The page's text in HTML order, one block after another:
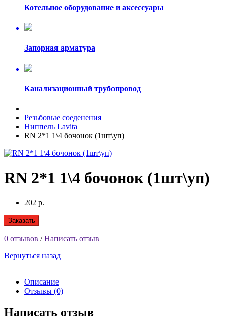
Котельное оборудование и аксессуары
Запорная арматура
Канализационный трубопровод
Резьбовые соеденения
Ниппель Lavita
RN 2*1 1\4 бочонок (1шт\уп)
RN 2*1 1\4 бочонок (1шт\уп)
202 р.
Заказать
0 отзывов /Написать отзыв
Вернуться назад
Описание
Отзывы (0)
Написать отзыв